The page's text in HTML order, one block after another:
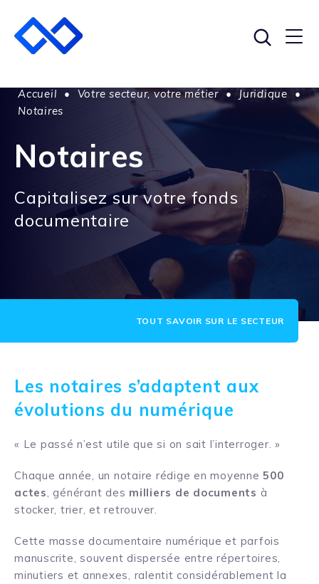
Accueil • Votre secteur, votre métier • Juridique
•
Notaires
Notaires
Capitalisez sur votre fonds
documentaire
TOUT SAVOIR SUR LE SECTEUR
Les notaires s’adaptent aux
évolutions du numérique
« Le passé n’est utile que si on sait l’interroger. »
Chaque année, un notaire rédige en moyenne500
actes , générant des milliers de documents à
stocker, trier, et retrouver.
Cette masse documentaire numérique et parfois
manuscrite, souvent dispersée entre répertoires,
minutiers et annexes, ralentit considérablement la